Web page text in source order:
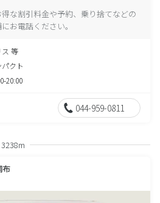
な割引料金や予約、乗り捨てなどの
お電話ください。
ス 等
パクト
20:00
044-959-0811
3238m
布